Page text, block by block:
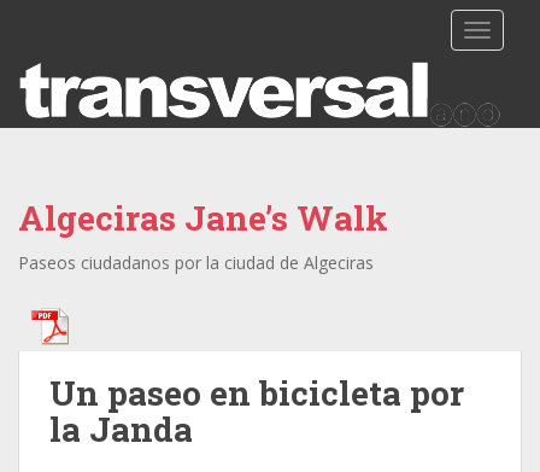
Algeciras Jane’s Walk
Paseos ciudadanos por la ciudad de Algeciras
Un paseo en bicicleta por
la Janda